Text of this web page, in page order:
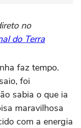
no
do Terra
faz tempo.
foi
sabia o que ia
maravilhosa
com a energia